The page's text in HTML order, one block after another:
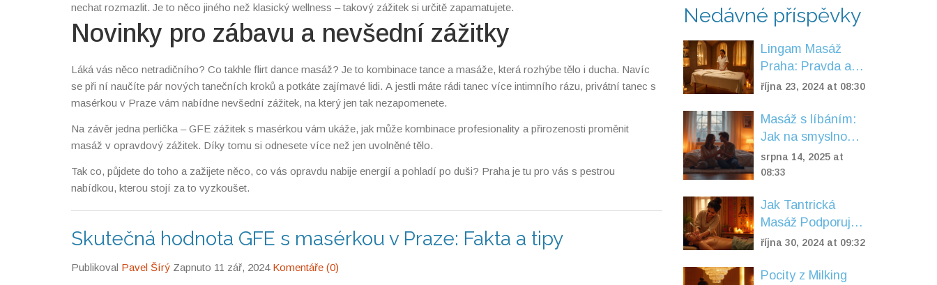
nechat rozmazlit. Je to něco jiného než klasický wellness – takový zážitek si určitě zapamatujete.
Novinky pro zábavu a nevšední zážitky
Láká vás něco netradičního? Co takhle flirt dance masáž? Je to kombinace tance a masáže, která rozhýbe tělo i ducha. Navíc
se při ní naučíte pár nových tanečních kroků a potkáte zajímavé lidi. A jestli máte rádi tanec více intimního rázu, privátní tanec s
masérkou v Praze vám nabídne nevšední zážitek, na který jen tak nezapomenete.
Na závěr jedna perlička – GFE zážitek s masérkou vám ukáže, jak může kombinace profesionality a přirozenosti proměnit
masáž v opravdový zážitek. Díky tomu si odnesete více než jen uvolněné tělo.
Tak co, půjdete do toho a zažijete něco, co vás opravdu nabije energií a pohladí po duši? Praha je tu pro vás s pestrou
nabídkou, kterou stojí za to vyzkoušet.
Skutečná hodnota GFE s masérkou v Praze: Fakta a tipy
Publikoval Pavel Šírý Zapnuto 11 zář, 2024 Komentáře (0)
Nedávné příspěvky
Lingam Masáž
Praha: Pravda a
Mýty odhaleny
října 23, 2024 at 08:30
Masáž s líbáním:
Jak na smyslnou
erotickou masáž
krok za krokem
srpna 14, 2025 at
08:33
Jak Tantrická
Masáž Podporuje
Duševní Zdraví a
Depresi
října 30, 2024 at 09:32
Pocity z Milking